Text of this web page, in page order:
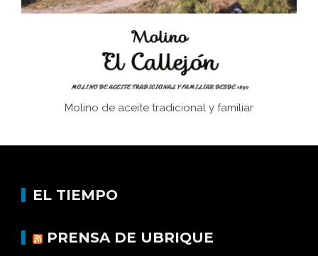
Historia y vivencias del poblado de Los Hurones
Molino de aceite tradicional y familiar
EL TIEMPO
PRENSA DE UBRIQUE